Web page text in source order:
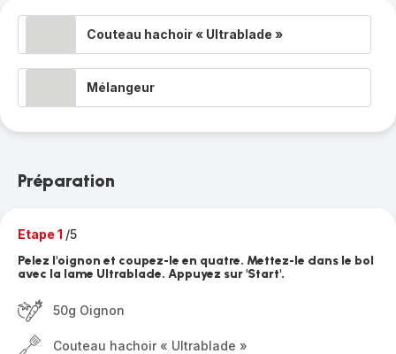
Couteau hachoir « Ultrablade »
Mélangeur
Préparation
Etape 1 /5
Pelez l'oignon et coupez-le en quatre. Mettez-le dans le bol
avec la lame Ultrablade. Appuyez sur 'Start'.
50g Oignon
Couteau hachoir « Ultrablade »